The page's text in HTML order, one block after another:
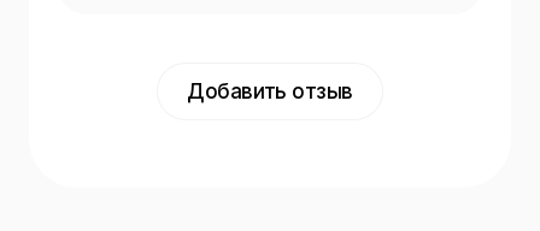
Добавить отзыв